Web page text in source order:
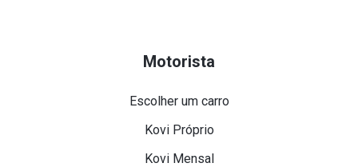
Motorista
Escolher um carro
Kovi Próprio
Kovi Mensal